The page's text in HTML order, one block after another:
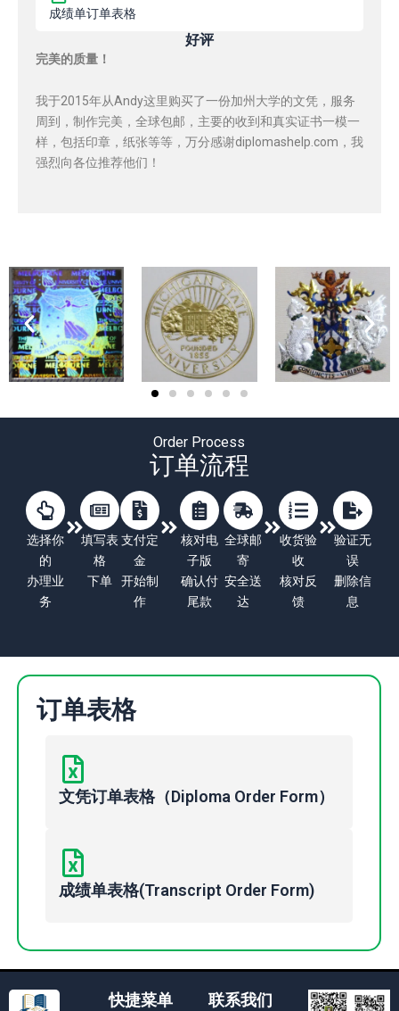
成绩单订单表格
好评
完美的质量！
我于2015年从Andy这里购买了一份加州大学的文凭，服务
周到，制作完美，全球包邮，主要的收到和真实证书一模一
样，包括印章，纸张等等，万分感谢diplomashelp.com，我
强烈向各位推荐他们！
Order Process
订单流程
选择你
的
办理业
务
填写表
格
下单
支付定
金
开始制
作
核对电
子版
确认付
尾款
全球邮
寄
安全送
达
收货验
收
核对反
馈
验证无
误
删除信
息
订单表格
文凭订单表格（Diploma Order Form）
成绩单表格(Transcript Order Form)
快捷菜单 联系我们